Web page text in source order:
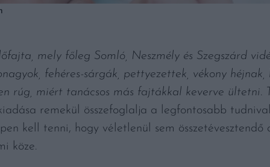
mely főleg Somló, Neszmély és Szegszárd
fehéres-sárgák, pettyezettek, vékony héjnak,
rúg, miért tanácsos más fajtákkal keverve ültetni.
remekül összefoglalja a legfontosabb
kell tenni, hogy véletlenül sem
köze.